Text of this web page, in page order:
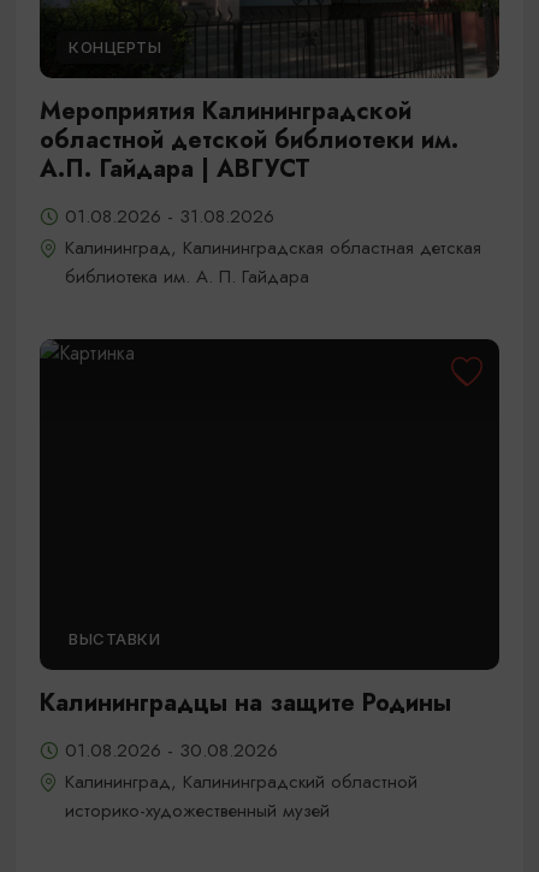
КОНЦЕРТЫ
Мероприятия Калининградской
областной детской библиотеки им.
А.П. Гайдара | АВГУСТ
01.08.2026 - 31.08.2026
Калининград, Калининградская областная детская
библиотека им. А. П. Гайдара
ВЫСТАВКИ
Калининградцы на защите Родины
01.08.2026 - 30.08.2026
Калининград, Калининградский областной
историко-художественный музей